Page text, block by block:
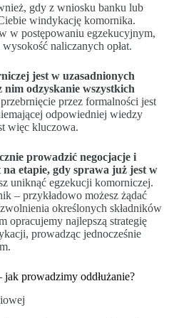
gdy z wniosku banku lub
windykację komornika.
w postępowaniu egzekucyjnym,
naliczanych opłat.
jest w uzasadnionych
nim odzyskanie wszystkich
przez formalności jest
odpowiedniej wiedzy
więc kluczowa.
prowadzić negocjacje i
etapie, gdy sprawa już jest w
uniknąć egzekucji komorniczej.
– przykładowo możesz żądać
określonych składników
opracujemy najlepszą strategię
prowadząc jednocześnie
jak prowadzimy oddłużanie?